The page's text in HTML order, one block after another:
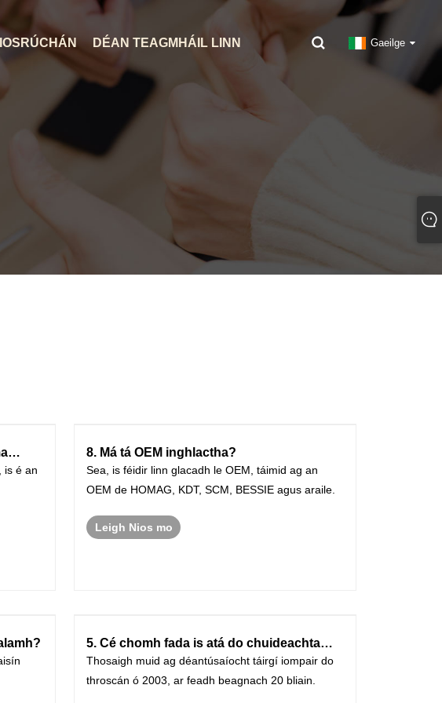
DÉAN TEAGMHÁIL LINN Gaeilge
is é an
8. Má tá OEM inghlactha?
Sea, is féidir linn glacadh le OEM, táimid ag an
OEM de HOMAG, KDT, SCM, BESSIE agus araile.
Leigh Nios mo
5. Cé chomh fada is atá do chuideachta
bunaithe?
Thosaigh muid ag déantúsaíocht táirgí iompair do
throscán ó 2003, ar feadh beagnach 20 bliain.